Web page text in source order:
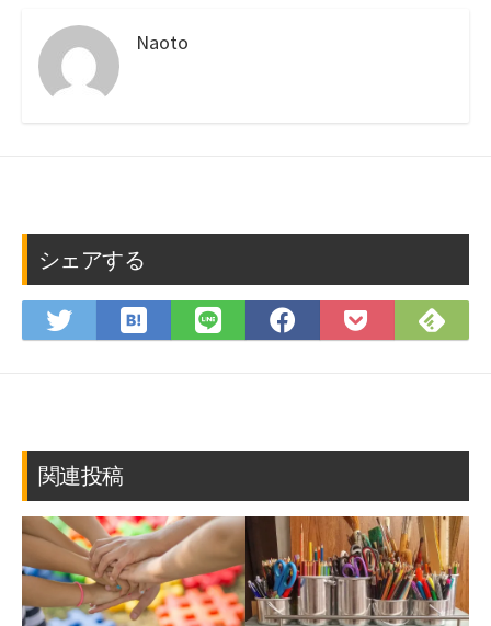
Naoto
シェアする
Twitter
で
は
て
ク
ー
ク
に
保
存
LINE
で
Facebook
で
Pocket
に
で
関連投稿